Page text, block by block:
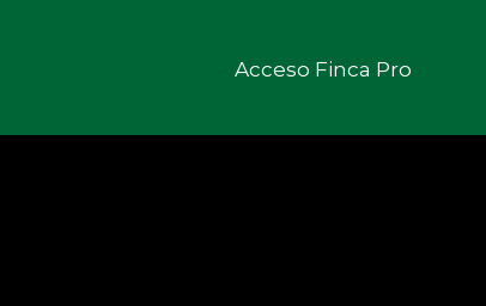
Acceso Finca Pro